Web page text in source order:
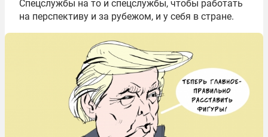
Спецслужбы на то и спецслужбы, чтобы работать
на перспективу и за рубежом, и у себя в стране.